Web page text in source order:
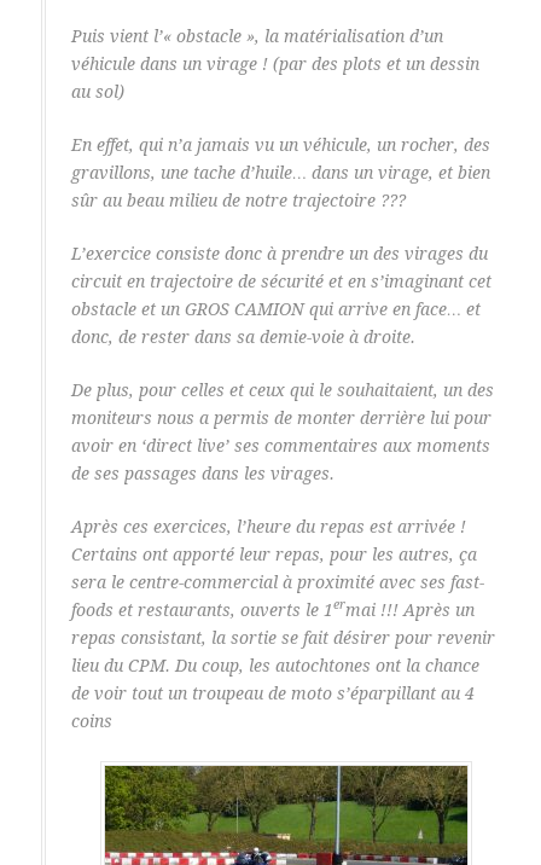
Puis vient l’« obstacle », la matérialisation d’un
véhicule dans un virage ! (par des plots et un dessin
au sol)
En effet, qui n’a jamais vu un véhicule, un rocher, des
gravillons, une tache d’huile… dans un virage, et bien
sûr au beau milieu de notre trajectoire ???
L’exercice consiste donc à prendre un des virages du
circuit en trajectoire de sécurité et en s’imaginant cet
obstacle et un GROS CAMION qui arrive en face… et
donc, de rester dans sa demie-voie à droite.
De plus, pour celles et ceux qui le souhaitaient, un des
moniteurs nous a permis de monter derrière lui pour
avoir en ‘direct live’ ses commentaires aux moments
de ses passages dans les virages.
Après ces exercices, l’heure du repas est arrivée !
Certains ont apporté leur repas, pour les autres, ça
sera le centre-commercial à proximité avec ses fast-
foods et restaurants, ouverts le 1ermai !!! Après un
repas consistant, la sortie se fait désirer pour revenir
lieu du CPM. Du coup, les autochtones ont la chance
de voir tout un troupeau de moto s’éparpillant au 4
coins